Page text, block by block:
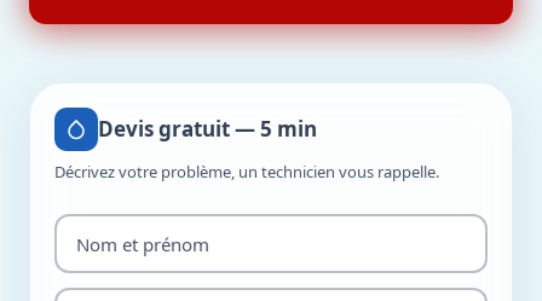
Devis gratuit — 5 min
Décrivez votre problème, un technicien vous rappelle.